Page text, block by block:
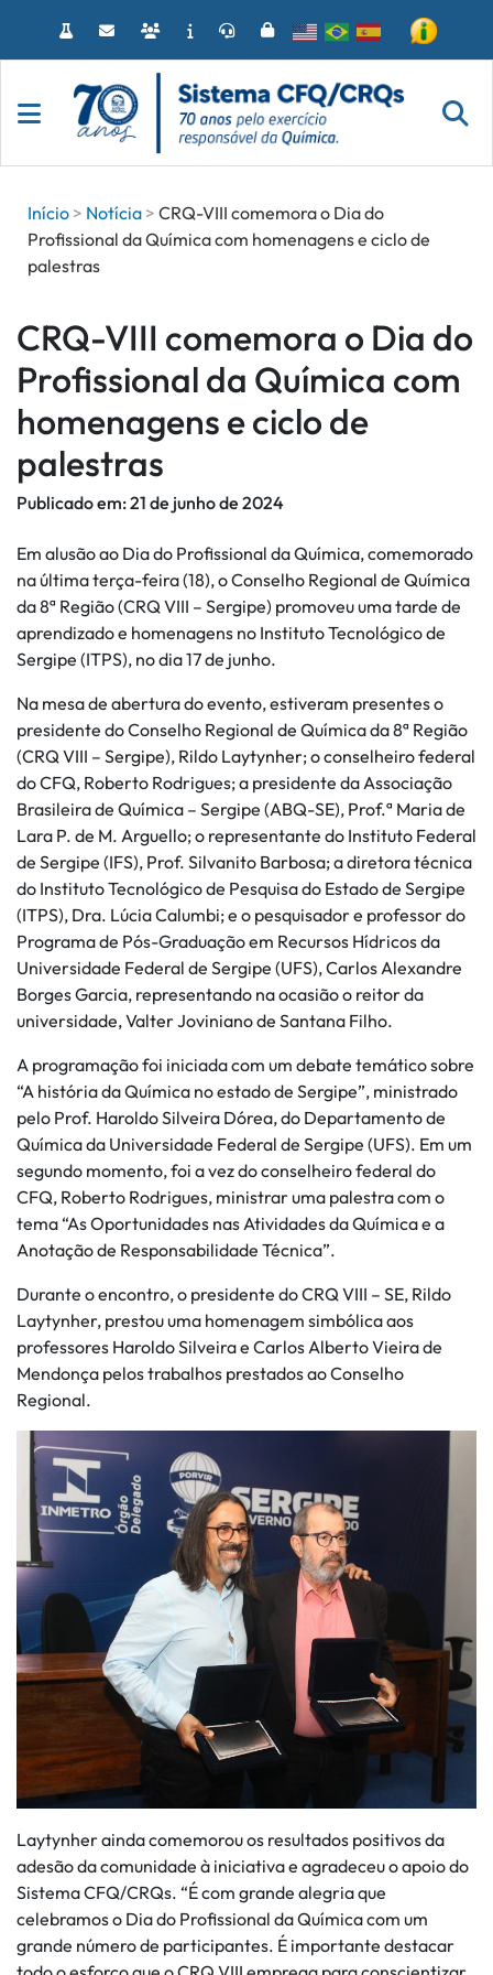
o
Início
Notícia
CRQ-VIII comemora o Dia do
Profissional da Química com homenagens e ciclo de
palestras
CRQ-VIII comemora o Dia do
Profissional da Química com
homenagens e ciclo de
palestras
Publicado em:21 de junho de 2024
Em alusão ao Dia do Profissional da Química, comemorado
na última terça-feira (18), o Conselho Regional de Química
da 8ª Região (CRQ VIII – Sergipe) promoveu uma tarde de
aprendizado e homenagens no Instituto Tecnológico de
Sergipe (ITPS), no dia 17 de junho.
Na mesa de abertura do evento, estiveram presentes o
presidente do Conselho Regional de Química da 8ª Região
(CRQ VIII – Sergipe), Rildo Laytynher; o conselheiro federal
do CFQ, Roberto Rodrigues; a presidente da Associação
Brasileira de Química – Sergipe (ABQ-SE), Prof.ª Maria de
Lara P. de M. Arguello; o representante do Instituto Federal
de Sergipe (IFS), Prof. Silvanito Barbosa; a diretora técnica
do Instituto Tecnológico de Pesquisa do Estado de Sergipe
(ITPS), Dra. Lúcia Calumbi; e o pesquisador e professor do
Programa de Pós-Graduação em Recursos Hídricos da
Universidade Federal de Sergipe (UFS), Carlos Alexandre
Borges Garcia, representando na ocasião o reitor da
universidade, Valter Joviniano de Santana Filho.
A programação foi iniciada com um debate temático sobre
“A história da Química no estado de Sergipe”, ministrado
pelo Prof. Haroldo Silveira Dórea, do Departamento de
Química da Universidade Federal de Sergipe (UFS). Em um
segundo momento, foi a vez do conselheiro federal do
CFQ, Roberto Rodrigues, ministrar uma palestra com o
tema “As Oportunidades nas Atividades da Química e a
Anotação de Responsabilidade Técnica”.
Durante o encontro, o presidente do CRQ VIII – SE, Rildo
Laytynher, prestou uma homenagem simbólica aos
professores Haroldo Silveira e Carlos Alberto Vieira de
Mendonça pelos trabalhos prestados ao Conselho
Regional.
Laytynher ainda comemorou os resultados positivos da
adesão da comunidade à iniciativa e agradeceu o apoio do
Sistema CFQ/CRQs. “É com grande alegria que
celebramos o Dia do Profissional da Química com um
grande número de participantes. É importante destacar